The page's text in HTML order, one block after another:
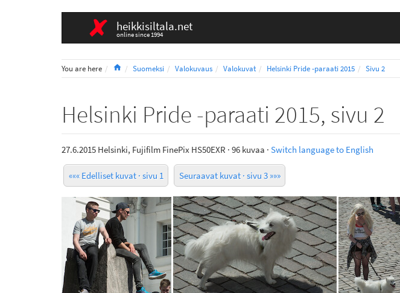
heikkisiltala.net
online since 1994
You are here HomeSuomeksi Valokuvaus Valokuvat Helsinki Pride -paraati 2015 Sivu 2
Helsinki Pride -paraati 2015, sivu 2
27.6.2015 Helsinki, Fujifilm FinePix HS50EXR · 96 kuvaa · Switch language to English
««« Edelliset kuvat · sivu 1 Seuraavat kuvat · sivu 3 »»»